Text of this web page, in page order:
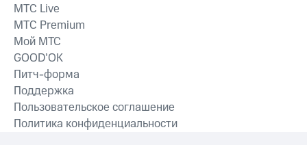
MTС Live
MTС Premium
Мой МТС
GOOD’OK
Питч-форма
Поддержка
Пользовательское соглашение
Политика конфиденциальности